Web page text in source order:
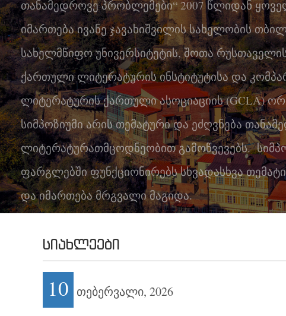
კონტაქტი
თანამედროვე პრობლემები“ 2007 წლიდან
იმართება ივანე ჯავახიშვილის სახელობის
სახელმწიფო უნივერსიტეტის, შოთა
ქართული ლიტერატურის ინსტიტუტისა და
ლიტერატურის ქართული ასოციაციის (GCLA)
სიმპოზიუმი არის თემატური და ეძღვნება
ლიტერატურათმცოდნეობით გამოწვევებს.
ფარგლებში ფუნქციონირებს სხვადასხვა
და იმართება მრგვალი მაგიდა.
ᲡᲘᲐᲮᲚᲔᲔᲑᲘ
10 თებერვალი, 2026